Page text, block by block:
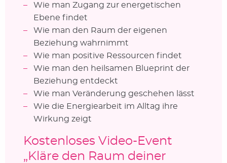
Wie man Zugang zur energetischen
Ebene findet
Wie man den Raum der eigenen
Beziehung wahrnimmt
Wie man positive Ressourcen findet
Wie man den heilsamen Blueprint der
Beziehung entdeckt
Wie man Veränderung geschehen lässt
Wie die Energiearbeit im Alltag ihre
Wirkung zeigt
Kostenloses Video-Event
„Kläre den Raum deiner